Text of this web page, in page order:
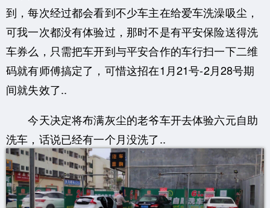
到，每次经过都会看到不少车主在给爱车洗澡吸尘，
可我一次都没有体验过，那时不是有平安保险送得洗
车券么，只需把车开到与平安合作的车行扫一下二维
码就有师傅搞定了，可惜这招在1月21号-2月28号期
间就失效了..
今天决定将布满灰尘的老爷车开去体验六元自助
洗车，话说已经有一个月没洗了..